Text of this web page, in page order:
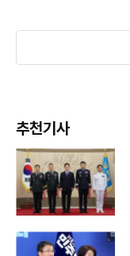
추천기사